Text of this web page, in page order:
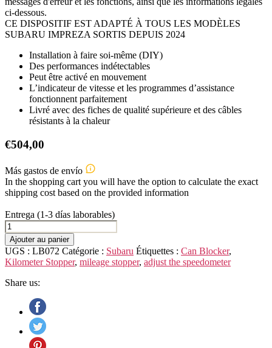
ci-dessous.
CE DISPOSITIF EST ADAPTÉ À TOUS LES MODÈLES
SUBARU IMPREZA SORTIS DEPUIS 2024
Installation à faire soi-même (DIY)
Des performances indétectables
Peut être activé en mouvement
L’indicateur de vitesse et les programmes d’assistance
fonctionnent parfaitement
Livré avec des fiches de qualité supérieure et des câbles
résistants à la chaleur
€504,00
Más gastos de envío
In the shopping cart you will have the option to calculate the exact
shipping cost based on the provided information
Entrega (1-3 días laborables)
quantité
de
SUBARU
Impreza
Ajouter au panier
UGS : LB072 Catégorie : Subaru Étiquettes : Can Blocker,
Kilometer Stopper, mileage stopper, adjust the speedometer
Share us: